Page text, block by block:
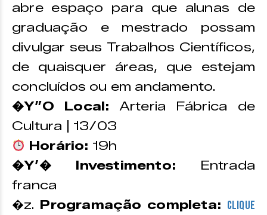
abre espaço para que alunas de
graduação e mestrado possam
divulgar seus Trabalhos Científicos,
de quaisquer áreas, que estejam
concluídos ou em andamento.
�Y”O Local: Arteria Fábrica de
Cultura | 13/03
Horário: 19h
�Y’� Investimento: Entrada
franca
�z. Programação completa: CLIQUE